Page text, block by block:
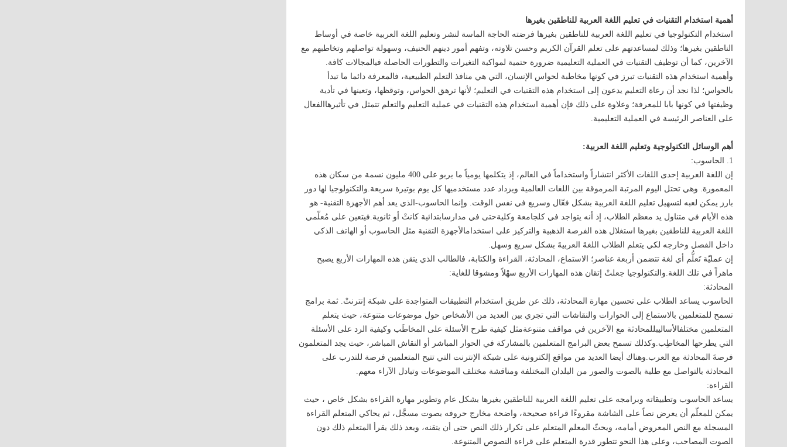
أهمية استخدام التقنيات في تعليم اللغة العربية للناطقين بغيرها
استخدام التكنولوجيا في تعليم اللغة العربية للناطقين بغيرها فرضته الحاجة الماسة لنشر وتعليم اللغة العربية خاصة في أوساط
الناطقين بغيرها؛ وذلك لمساعدتهم على تعلم القرآن الكريم وحسن تلاوته، وتفهم أمور دينهم الحنيف، وسهولة تواصلهم وتخاطبهم مع
الآخرين، كما أن توظيف التقنيات في العملية التعليمية ضرورة حتمية لمواكبة التغيرات والتطورات الحاصلة فيالمجالات كافة.
وأهمية استخدام هذه التقنيات تبرز في كونها مخاطبة لحواس الإنسان، التي هي منافذ التعلم الطبيعية، فالمعرفة دائما ما تبدأ
بالحواس؛ لذا نجد أن رعاة التعليم يدعون إلى استخدام هذه التقنيات في التعليم؛ لأنها ترهق الحواس، وتوقظها، وتعينها في تأدية
وظيفتها في كونها بابا للمعرفة؛ وعلاوة على ذلك فإن أهمية استخدام هذه التقنيات في عملية التعليم والتعلم تتمثل في تأثيرهاالفعال
على العناصر الرئيسة في العملية التعليمية.
أهم الوسائل التكنولوجية وتعليم اللغة العربية:
1. الحاسوب:
إن اللغة العربية إحدى اللغات الأكثر انتشاراً واستخداماً في العالم، إذ يتكلمها يومياً ما يربو على 400 مليون نسمة من سكان هذه
المعمورة. وهي تحتل اليوم المرتبة المرموقة بين اللغات العالمية ويزداد عدد مستخدميها كل يوم بوتيرة سريعة.والتكنولوجيا لها دور
بارز يمكن لعبه لتسهيل تعليم اللغة العربية بشكل فعّال وسريع في نفس الوقت. وإنما الحاسوب-الذي يعد أهم الأجهزة التقنية- هو
هذه الأيام في متناول يد معظم الطلاب، إذ أنه يتواجد في كلجامعة وكليةحتى في مدارسابتدائية كانتْ أو ثانوية.فيتعين على مُعلّمي
اللغة العربية للناطقين بغيرها استغلال هذه الفرصة الذهبية والتركيز على استخدامالأجهزة التقنية مثل الحاسوب أو الهاتف الذكي
داخل الفصل وخارجه لكي يتعلم الطلاب اللغةَ العربيةَ بشكل سريع وسهل.
إن عمليّة تَعلُّم أي لغة تتضمن أربعة عناصر؛ الاستماع، المحادثة، القراءة والكتابة، فالطالب الذي يتقن هذه المهارات الأربع يصبح
ماهراً في تلك اللغة.والتكنولوجيا جعلتْ إتقان هذه المهارات الأربع سهْلاً ومشوقا للغاية:
المحادثة:
الحاسوب يساعد الطلاب على تحسين مهارة المحادثة، ذلك عن طريق استخدام التطبيقات المتواجدة على شبكة إنترنتْ. ثمة برامج
تسمح للمتعلمين بالاستماع إلى الحوارات والنقاشات التي تجري بين العديد من الأشخاص حول موضوعات متنوعة، حيث يتعلم
المتعلمين مختلفالأساليبللمحادثة مع الآخرين في مواقف متنوعةمثل كيفية طرح الأسئلة على المخاطَب وكيفية الرد على الأسئلة
التي يطرحها المخاطِب.وكذلك تسمح بعض البرامج المتعلمين بالمشاركة في الحوار المباشر أو النقاش المباشر، حيث يجد المتعلمون
فرصةَ المحادثة مع العرب.وهناك أيضا العديد من مواقع إلكترونية على شبكة الإنترنت التي تتيح المتعلمين فرصة للتدرب على
المحادثة بالتواصل مع طلبة بالصوت والصور من البلدان المختلفة ومناقشة مختلف الموضوعات وتبادل الآراء معهم.
القراءة:
يساعد الحاسوب وتطبيقاته وبرامجه على تعليم اللغة العربية للناطقين بغيرها بشكل عام وتطوير مهارة القراءة بشكل خاص ، حيث
يمكن للمعلّم أن يعرض نصاً على الشاشة مقروءًا قراءة صحيحة، واضحة مخارج حروفه بصوت مسجَّل، ثم يحاكي المتعلم القراءة
المسجلة مع النص المعروض أمامه، ويحثّ المعلم المتعلم على تكرار ذلك النص حتى أن يتقنه، وبعد ذلك يقرأ المتعلم ذلك دون
الصوت المصاحب، وعلى هذا النحو تتطور قدرة المتعلم على قراءة النصوص المتنوعة.